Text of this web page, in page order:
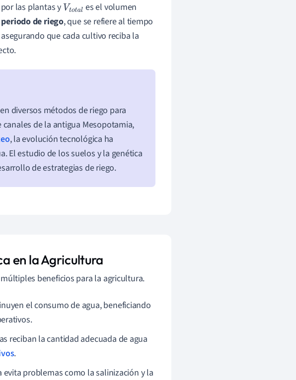
las plantas y Vtota
l
es el volumen
periodo de riego, que se refiere al tiempo
que cada cultivo reciba la
diversos métodos de riego para
de la antigua Mesopotamia,
, la evolución tecnológica ha
El estudio de los suelos y la genética
de estrategias de riego.
en la Agricultura
beneficios para la agricultura.
el consumo de agua, beneficiando
reciban la cantidad adecuada de agua
.
problemas como la salinización y la